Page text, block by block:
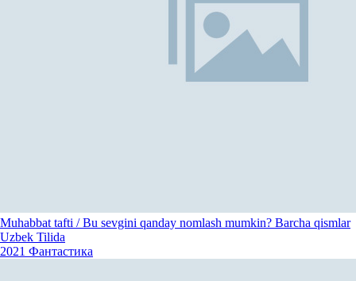
Muhabbat tafti / Bu sevgini qanday nomlash mumkin? Barcha qismlar
Uzbek Tilida
2021 Фантастика